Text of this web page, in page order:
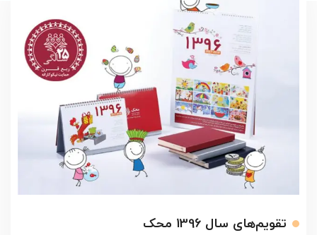
تقویم‌های سال 1396 محک